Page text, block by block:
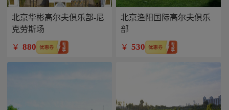
北京华彬高尔夫俱乐部-尼
克劳斯场
￥ 880
北京渔阳国际高尔夫俱乐
部
￥ 530